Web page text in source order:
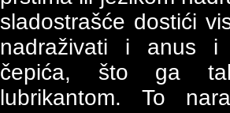
sladostrašće dostići
nadraživati i anus i
čepića, što ga
lubrikantom. To